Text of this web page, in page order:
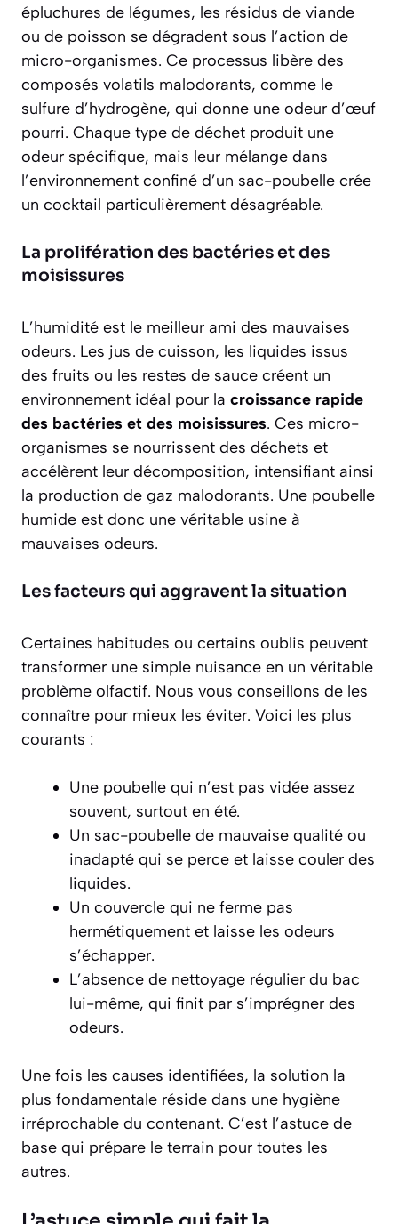
épluchures de légumes, les résidus de viande
ou de poisson se dégradent sous l’action de
micro-organismes. Ce processus libère des
composés volatils malodorants, comme le
sulfure d’hydrogène, qui donne une odeur d’œuf
pourri. Chaque type de déchet produit une
odeur spécifique, mais leur mélange dans
l’environnement confiné d’un sac-poubelle crée
un cocktail particulièrement désagréable.
La prolifération des bactéries et des
moisissures
L’humidité est le meilleur ami des mauvaises
odeurs. Les jus de cuisson, les liquides issus
des fruits ou les restes de sauce créent un
environnement idéal pour la croissance rapide
des bactéries et des moisissures. Ces micro-
organismes se nourrissent des déchets et
accélèrent leur décomposition, intensifiant ainsi
la production de gaz malodorants. Une poubelle
humide est donc une véritable usine à
mauvaises odeurs.
Les facteurs qui aggravent la situation
Certaines habitudes ou certains oublis peuvent
transformer une simple nuisance en un véritable
problème olfactif. Nous vous conseillons de les
connaître pour mieux les éviter. Voici les plus
courants :
Une poubelle qui n’est pas vidée assez
souvent, surtout en été.
Un sac-poubelle de mauvaise qualité ou
inadapté qui se perce et laisse couler des
liquides.
Un couvercle qui ne ferme pas
hermétiquement et laisse les odeurs
s’échapper.
L’absence de nettoyage régulier du bac
lui-même, qui finit par s’imprégner des
odeurs.
Une fois les causes identifiées, la solution la
plus fondamentale réside dans une hygiène
irréprochable du contenant. C’est l’astuce de
base qui prépare le terrain pour toutes les
autres.